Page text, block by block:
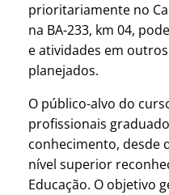
prioritariamente no
na BA-233, km 04,
e atividades em
planejados.
O público-alvo do
profissionais
conhecimento, desde
nível superior
Educação. O objetivo